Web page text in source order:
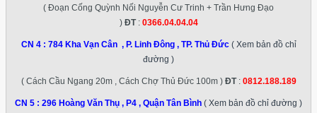
( Đoạn Cống Quỳnh Nối Nguyễn Cư Trinh + Trần Hưng Đạo
) ĐT: 0366.04.04.04
CN 4 : 784 Kha Vạn Cân , P. Linh Đông , TP. Thủ Đức( Xem bản đồ chỉ
đường )
( Cách Cầu Ngang 20m , Cách Chợ Thủ Đức 100m ) ĐT: 0812.188.189
CN 5 : 296 Hoàng Văn Thụ , P4 , Quận Tân Bình ( Xem bản đồ chỉ đường )